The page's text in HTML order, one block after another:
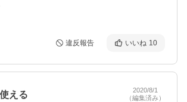
違反報告 いいね 10
える
2020/8/1
（編集済み）